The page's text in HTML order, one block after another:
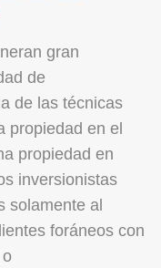
gran
de
de las técnicas
propiedad en el
propiedad en
inversionistas
solamente al
foráneos con